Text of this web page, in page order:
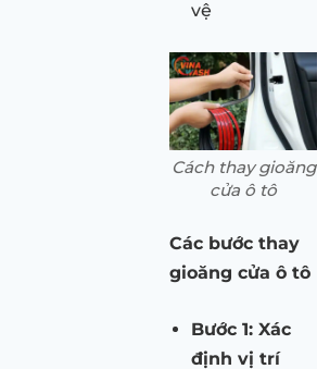
vệ
Cách thay gioăng
cửa ô tô
Các bước thay
gioăng cửa ô tô
Bước 1: Xác
định vị trí